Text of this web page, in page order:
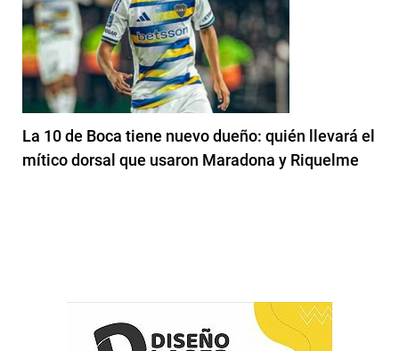
La 10 de Boca tiene nuevo dueño: quién llevará el
mítico dorsal que usaron Maradona y Riquelme